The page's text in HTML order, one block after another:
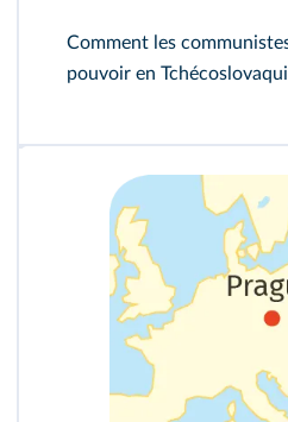
Comment les
pouvoir en